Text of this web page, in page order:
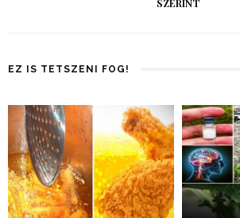
SZERINT
EZ IS TETSZENI FOG!